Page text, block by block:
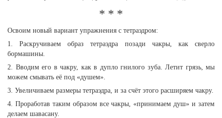
* * *
Освоим новый вариант упражнения с тетраэдром:
1. Раскручиваем образ тетраэдра позади чакры, как сверло
бормашины.
2. Вводим его в чакру, как в дупло гнилого зуба. Летит грязь, мы
можем смывать её под «душем».
3. Увеличиваем размеры тетраэдра, и за счёт этого расширяем чакру.
4. Проработав таким образом все чакры, «принимаем душ» и затем
делаем шавасану.